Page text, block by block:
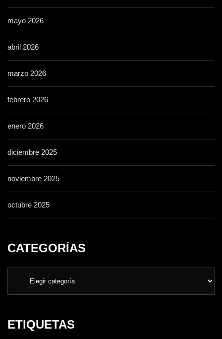
mayo 2026
abril 2026
marzo 2026
febrero 2026
enero 2026
diciembre 2025
noviembre 2025
octubre 2025
CATEGORÍAS
ETIQUETAS